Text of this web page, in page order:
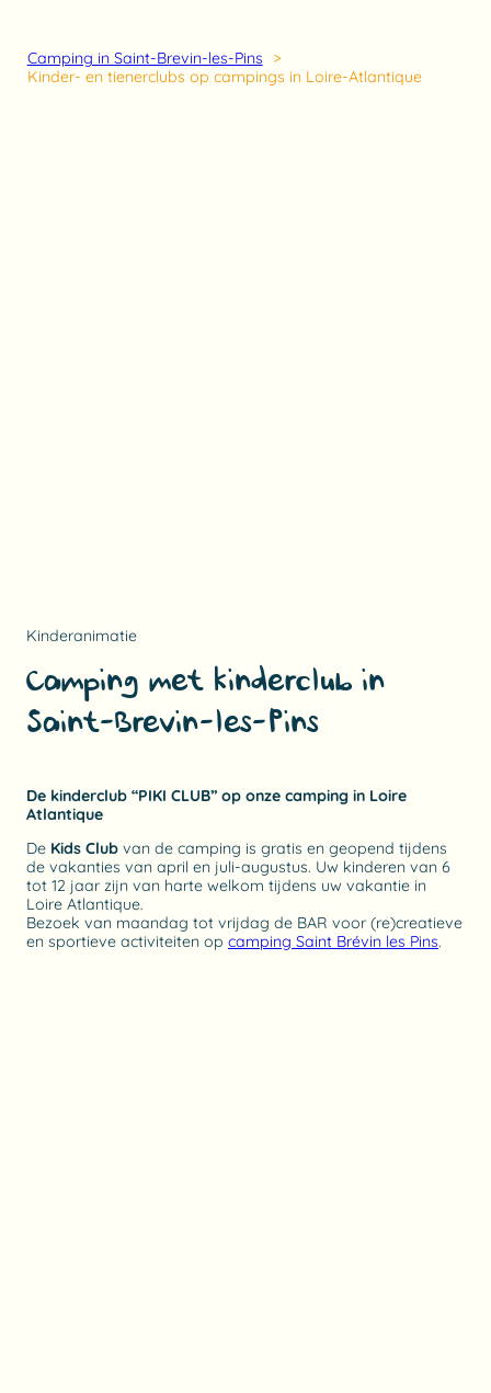
Camping in Saint-Brevin-les-Pins
Kinder- en tienerclubs op campings in Loire-Atlantique
Kinderanimatie
Camping met kinderclub in
Saint-Brevin-les-Pins
De kinderclub “PIKI CLUB” op onze camping in Loire
Atlantique
De Kids Club van de camping is gratis en geopend tijdens
de vakanties van april en juli-augustus. Uw kinderen van 6
tot 12 jaar zijn van harte welkom tijdens uw vakantie in
Loire Atlantique.
Bezoek van maandag tot vrijdag de BAR voor (re)creatieve
en sportieve activiteiten op camping Saint Brévin les Pins.